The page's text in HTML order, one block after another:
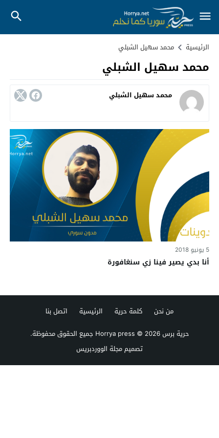
الرئيسية محمد سهيل الشبلي
محمد سهيل الشبلي
محمد سهيل الشبلي
5 يونيو 2018
أنا بدي يصير فينا زي سنغافورة
من نحن كلمة حرية الرئيسية
اتصل بنا
حرية برس Horrya press© 2026 جميع الحقوق محفوظة.
تصميممجلة الووردبريس